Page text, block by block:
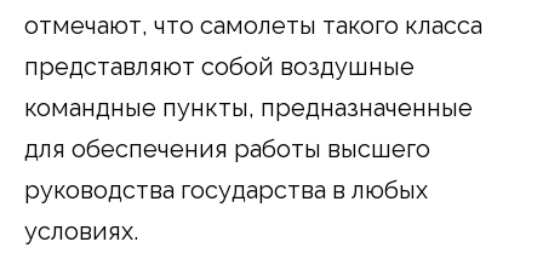
отмечают, что самолеты такого класса
представляют собой воздушные
командные пункты, предназначенные
для обеспечения работы высшего
руководства государства в любых
условиях.